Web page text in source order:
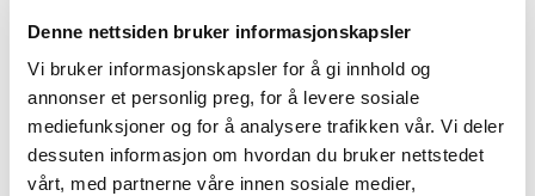
Denne nettsiden bruker informasjonskapsler
Vi bruker informasjonskapsler for å gi innhold og
annonser et personlig preg, for å levere sosiale
mediefunksjoner og for å analysere trafikken vår. Vi deler
dessuten informasjon om hvordan du bruker nettstedet
vårt, med partnerne våre innen sosiale medier,
Halne - Skaupa - Rauhelleren
- Stigstuv - Halne
Kombinierte Bootsfahrt und Wanderung mit
Halnekongen-Schiff von Halne nach Skaupa,